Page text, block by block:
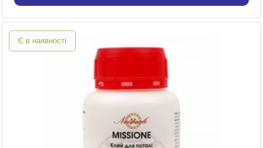
Є в наявності